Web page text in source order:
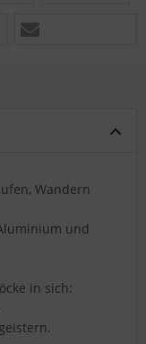
Wandern
und
in sich: